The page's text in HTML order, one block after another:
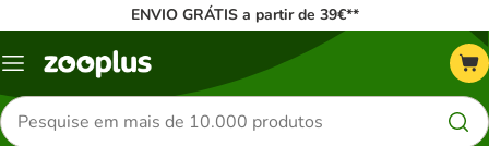
ENVIO GRÁTIS a partir de 39€**
Menu
Pesquisar
produtos